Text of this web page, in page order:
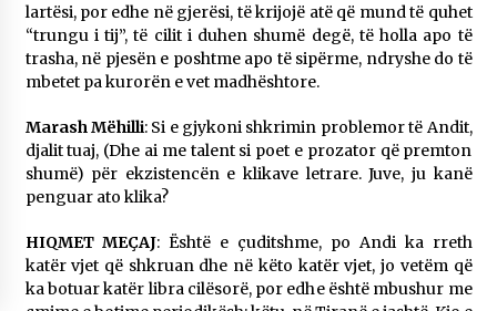
lartësi, por edhe në gjerësi, të krijojë atë që mund të quhet
“trungu i tij”, të cilit i duhen shumë degë, të holla apo të
trasha, në pjesën e poshtme apo të sipërme, ndryshe do të
mbetet pa kurorën e vet madhështore.
Marash Mëhilli: Si e gjykoni shkrimin problemor të Andit,
djalit tuaj, (Dhe ai me talent si poet e prozator që premton
shumë) për ekzistencën e klikave letrare. Juve, ju kanë
penguar ato klika?
HIQMET MEÇAJ: Është e çuditshme, po Andi ka rreth
katër vjet që shkruan dhe në këto katër vjet, jo vetëm që
ka botuar katër libra cilësorë, por edhe është mbushur me